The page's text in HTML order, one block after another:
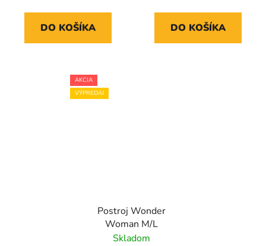
DO KOŠÍKA DO KOŠÍKA
AKCIA
VÝPREDAJ
Postroj Wonder
Woman M/L
Skladom